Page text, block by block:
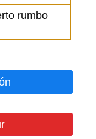
rumbo